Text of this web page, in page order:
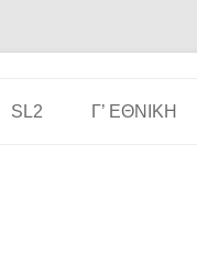
SL2 Γ’ ΕΘΝΙΚΉ